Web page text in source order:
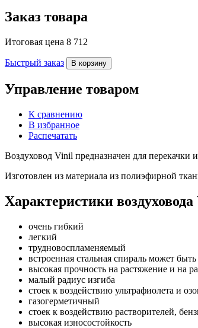
Заказ товара
Итоговая цена 8 712
Быстрый заказ В корзину
Управление товаром
К сравнению
В избранное
Распечатать
Воздуховод Vinil предназначен для перекачки
Изготовлен из материала из полиэфирной
Характеристики
очень гибкий
легкий
трудновоспламеняемый
встроенная стальная спираль может быть
высокая прочность на растяжение и на
малый радиус изгиба
стоек к воздействию ультрафиолета и
газогерметичный
стоек к воздействию растворителей,
высокая износостойкость